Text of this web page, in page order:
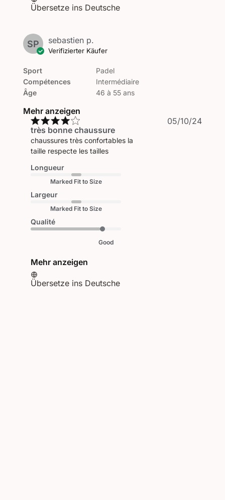
Übersetze ins Deutsche
SP sebastien p.
Verifizierter Käufer
Sport
Compétences
Âge
Padel
Intermédiaire
46 à 55 ans
Mehr anzeigen
très bonne chaussure
chaussures très confortables la
taille respecte les tailles
Longueur
Marked Fit to Size
Largeur
Marked Fit to Size
Qualité
Good
Mehr anzeigen
Übersetze ins Deutsche
05/10/24